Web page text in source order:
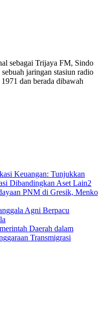
sebagai Trijaya FM, Sindo
jaringan stasiun radio
dan berada dibawah
Keuangan: Tunjukkan
Dibandingkan Aset Lain2
PNM di Gresik, Menko
Agni Berpacu
Daerah dalam
Transmigrasi